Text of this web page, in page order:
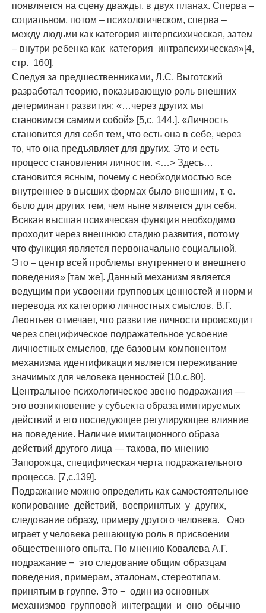
появляется на сцену дважды, в двух планах. Сперва –
социальном, потом – психологическом, сперва –
между людьми как категория интерпсихическая, затем
– внутри ребенка как категория интрапсихическая»[4,
стр. 160].
Следуя за предшественниками, Л.С. Выготский
разработал теорию, показывающую роль внешних
детерминант развития: «…через других мы
становимся самими собой» [5,с. 144.]. «Личность
становится для себя тем, что есть она в себе, через
то, что она предъявляет для других. Это и есть
процесс становления личности. <…> Здесь…
становится ясным, почему с необходимостью все
внутреннее в высших формах было внешним, т. е.
было для других тем, чем ныне является для себя.
Всякая высшая психическая функция необходимо
проходит через внешнюю стадию развития, потому
что функция является первоначально социальной.
Это – центр всей проблемы внутреннего и внешнего
поведения» [там же]. Данный механизм является
ведущим при усвоении групповых ценностей и норм и
перевода их категорию личностных смыслов. В.Г.
Леонтьев отмечает, что развитие личности происходит
через специфическое подражательное усвоение
личностных смыслов, где базовым компонентом
механизма идентификации является переживание
значимых для человека ценностей [10.с.80].
Центральное психологическое звено подражания —
это возникновение у субъекта образа имитируемых
действий и его последующее регулирующее влияние
на поведение. Наличие имитационного образа
действий другого лица — такова, по мнению
Запорожца, специфическая черта подражательного
процесса. [7,с.139].
Подражание можно определить как самостоятельное
копирование действий, воспринятых у других,
следование образу, примеру другого человека. Оно
играет у человека решающую роль в присвоении
общественного опыта. По мнению Ковалева А.Г.
подражание − это следование общим образцам
поведения, примерам, эталонам, стереотипам,
принятым в группе. Это − один из основных
механизмов групповой интеграции и оно обычно